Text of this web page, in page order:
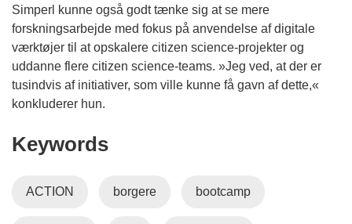
d
o
w
)
n
s
i
n
n
e
w
Simperl kunne også godt tænke sig at se mere
forskningsarbejde med fokus på anvendelse af digitale
værktøjer til at opskalere citizen science-projekter og
uddanne flere citizen science-teams. »Jeg ved, at der er
tusindvis af initiativer, som ville kunne få gavn af dette,«
konkluderer hun.
Keywords
ACTION borgere bootcamp